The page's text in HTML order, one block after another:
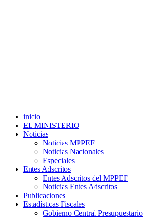
inicio
EL MINISTERIO
Noticias
Noticias MPPEF
Noticias Nacionales
Especiales
Entes Adscritos
Entes Adscritos del MPPEF
Noticias Entes Adscritos
Publicaciones
Estadísticas Fiscales
Gobierno Central Presupuestario